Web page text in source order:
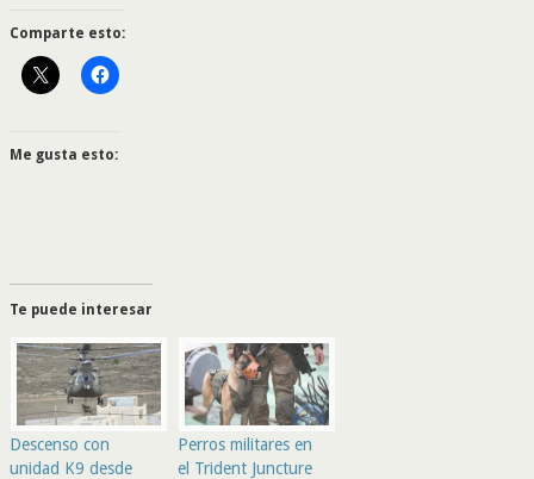
Comparte esto:
Me gusta esto:
Te puede interesar
Descenso con
unidad K9 desde
Perros militares en
el Trident Juncture